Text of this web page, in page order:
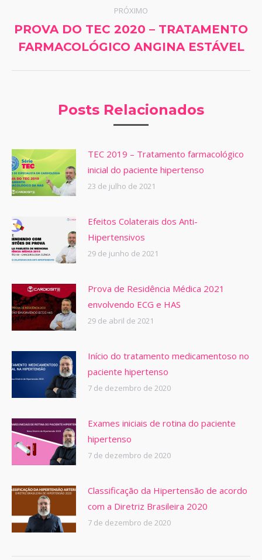
PRÓXIMO
Próximo
post:
PROVA DO TEC 2020 – TRATAMENTO
FARMACOLÓGICO ANGINA ESTÁVEL
Posts Relacionados
TEC 2019 – Tratamento farmacológico
inicial do paciente hipertenso
23 de julho de 2021
Efeitos Colaterais dos Anti-
Hipertensivos
29 de junho de 2021
Prova de Residência Médica 2021
envolvendo ECG e HAS
29 de abril de 2021
Início do tratamento medicamentoso no
paciente hipertenso
7 de dezembro de 2020
Exames iniciais de rotina do paciente
hipertenso
7 de dezembro de 2020
Classificação da Hipertensão de acordo
com a Diretriz Brasileira 2020
7 de dezembro de 2020